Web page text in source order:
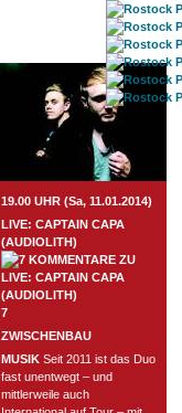
ROSTOCK TAGESTIPP
19.00 UHR (Sa, 11.01.2014)
LIVE: CAPTAIN CAPA
(AUDIOLITH)
7
ZWISCHENBAU
MUSIK Seit 2011 ist das Duo
fast unentwegt – und
mittlerweile auch